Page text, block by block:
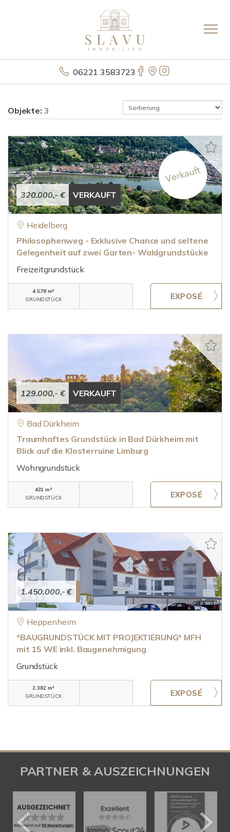
06221 3583723
Objekte: 3
320.000,- € VERKAUFT
Heidelberg
Philosophenweg - Exklusive Chance und seltene
Gelegenheit auf zwei Garten- Waldgrundstücke
Freizeitgrundstück
4.578 m²
GRUNDSTÜCK
129.000,- € VERKAUFT
Bad Dürkheim
Traumhaftes Grundstück in Bad Dürkheim mit
Blick auf die Klosterruine Limburg
Wohngrundstück
431 m²
GRUNDSTÜCK
1.450.000,- €
Heppenheim
*BAUGRUNDSTÜCK MIT PROJEKTIERUNG* MFH
mit 15 WE inkl. Baugenehmigung
Grundstück
2.382 m²
GRUNDSTÜCK
PARTNER & AUSZEICHNUNGEN